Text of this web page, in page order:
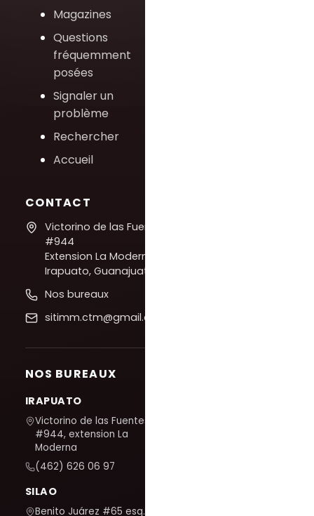
Magazines
Questions
fréquemment
posées
Signaler un
problème
Rechercher
Accueil
CONTACT
Victorino de las Fuentes
#944
Extension La Moderna,
Irapuato, Guanajuato
Nos bureaux
sitimm.ctm@gmail.com
NOS BUREAUX
IRAPUATO
Victorino de las Fuentes
#944, extension La
Moderna
(462) 626 06 97
SILAO
Benito Juárez #65 esq. San